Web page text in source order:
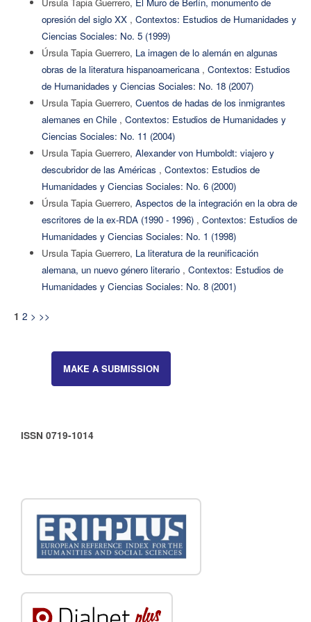
Ursula Tapia Guerrero, El Muro de Berlín, monumento de
opresión del siglo XX , Contextos: Estudios de Humanidades y
Ciencias Sociales: No. 5 (1999)
Úrsula Tapia Guerrero, La imagen de lo alemán en algunas
obras de la literatura hispanoamericana , Contextos: Estudios
de Humanidades y Ciencias Sociales: No. 18 (2007)
Ursula Tapia Guerrero, Cuentos de hadas de los inmigrantes
alemanes en Chile , Contextos: Estudios de Humanidades y
Ciencias Sociales: No. 11 (2004)
Ursula Tapia Guerrero, Alexander von Humboldt: viajero y
descubridor de las Américas , Contextos: Estudios de
Humanidades y Ciencias Sociales: No. 6 (2000)
Úrsula Tapia Guerrero, Aspectos de la integración en la obra de
escritores de la ex-RDA (1990 - 1996) , Contextos: Estudios de
Humanidades y Ciencias Sociales: No. 1 (1998)
Ursula Tapia Guerrero, La literatura de la reunificación
alemana, un nuevo género literario , Contextos: Estudios de
Humanidades y Ciencias Sociales: No. 8 (2001)
1 2 > >>
MAKE A SUBMISSION
ISSN 0719-1014